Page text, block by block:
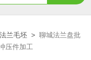
法兰毛坯 >聊城法兰盘批
压件加工